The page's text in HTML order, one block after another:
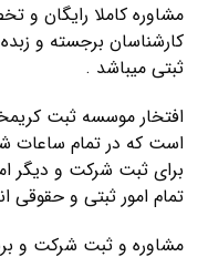
مشاوره کاملا رایگان و
کارشناسان برجسته و
ثبتی میباشد .
افتخار موسسه ثبت
است که در تمام ساعات
برای ثبت شرکت و دیگر
تمام امور ثبتی و حقوقی
مشاوره و ثبت شرکت و